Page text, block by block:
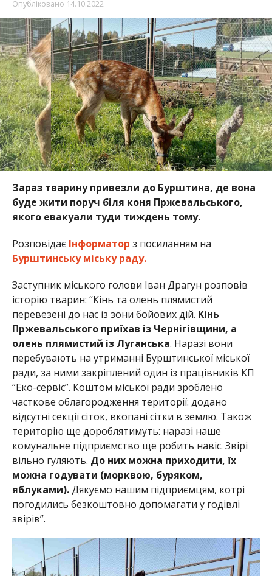
Опубліковано 14.10.2022
Зараз тварину привезли до Бурштина, де вона
буде жити поруч біля коня Пржевальського,
якого евакуали туди тиждень тому.
РозповідаєІнформатор з посиланням на
Бурштинську міську раду.
Заступник міського голови Іван Драгун розповів
історію тварин: “Кінь та олень плямистий
перевезені до нас із зони бойових дій. Кінь
Пржевальського приїхав із Чернігівщини, а
олень плямистий із Луганська. Наразі вони
перебувають на утриманні Бурштинської міської
ради, за ними закріплений один із працівників КП
“Еко-сервіс”. Коштом міської ради зроблено
часткове облагородження території: додано
відсутні секції сіток, вкопані сітки в землю. Також
територію ще дороблятимуть: наразі наше
комунальне підприємство ще робить навіс. Звірі
вільно гуляють. До них можна приходити, їх
можна годувати (морквою, буряком,
яблуками).Дякуємо нашим підприємцям, котрі
погодились безкоштовно допомагати у годівлі
звірів”.